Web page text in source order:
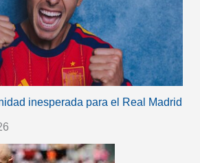
inesperada para el Real Madrid